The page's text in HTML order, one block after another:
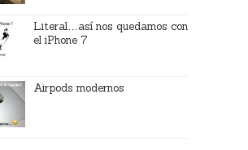
Literal…así nos quedamos con
el iPhone 7
Airpods modernos